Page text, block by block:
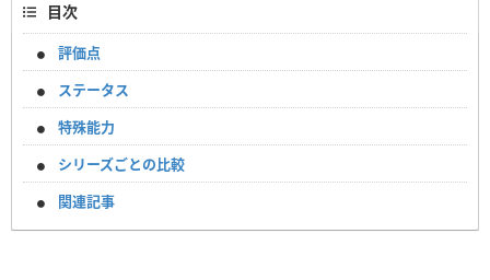
目次
評価点
ステータス
特殊能力
シリーズごとの比較
関連記事